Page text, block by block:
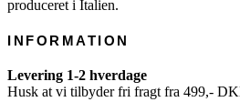
produceret i Italien.
INFORMATION
Levering 1-2 hverdage
Husk at vi tilbyder fri fragt fra 499,-